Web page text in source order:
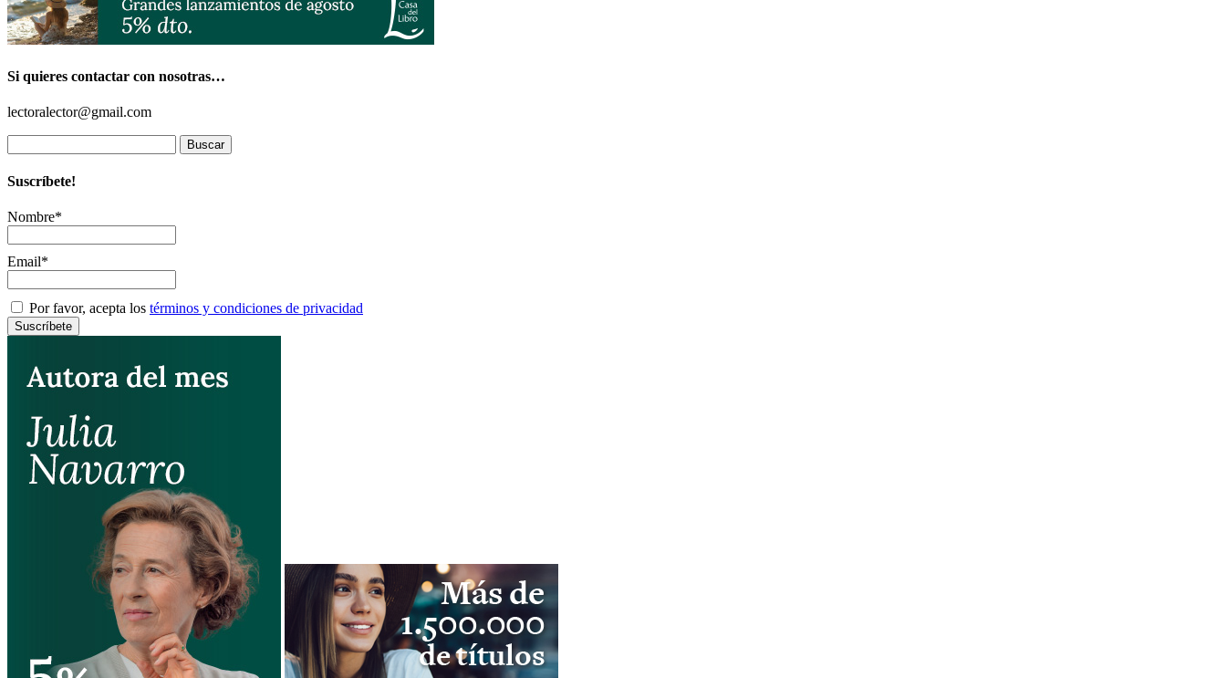
Si quieres contactar con nosotras…
lectoralector@gmail.com
Suscríbete!
Nombre*
Email*
Por favor, acepta los términos y condiciones de privacidad